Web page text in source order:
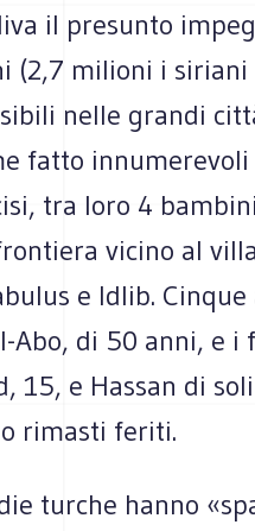
il presunto
(2,7 milioni i
nelle grandi
fatto
tra loro 4
vicino al
e Idlib.
Abo, di 50 anni, e i
15, e Hassan di
rimasti feriti.
turche hanno